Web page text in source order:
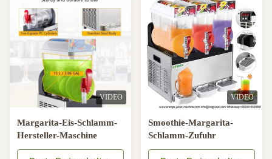
VIDEO
Margarita-Eis-Schlamm-
Hersteller-Maschine
VIDEO
Smoothie-Margarita-
Schlamm-Zufuhr